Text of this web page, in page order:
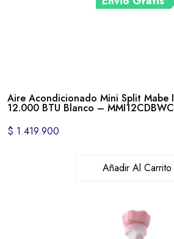
Aire Acondicionado Mini Split Mabe
12.000 BTU Blanco –
$ 1.419.900
Añadir Al Carrito